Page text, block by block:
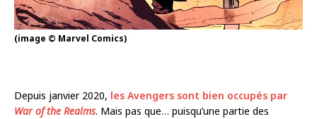
(image © Marvel Comics)
Depuis janvier 2020, les Avengers sont bien occupés par
War of the Realms. Mais pas que… puisqu’une partie des